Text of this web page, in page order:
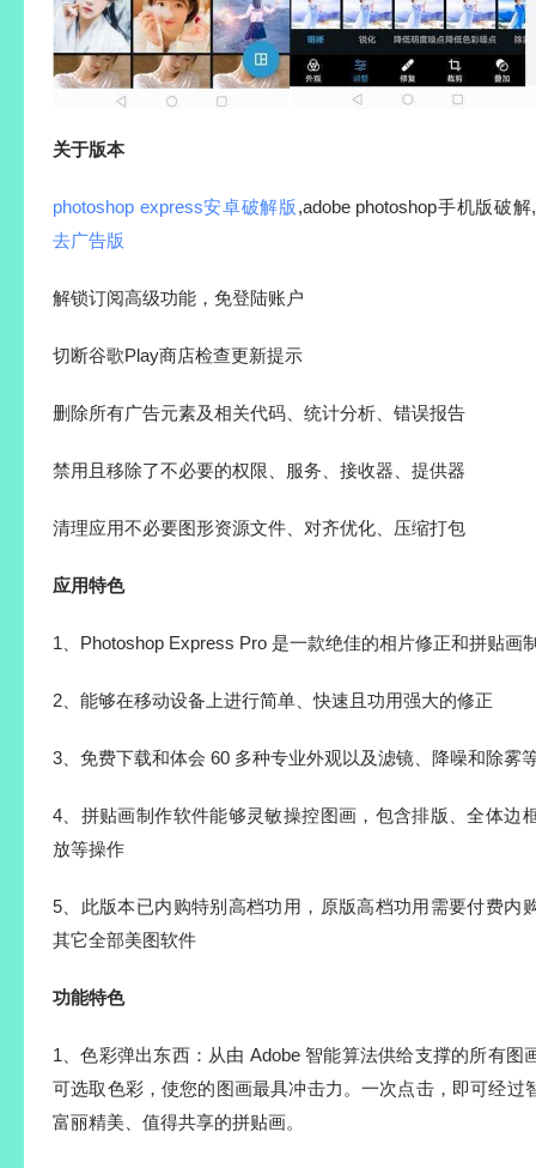
关于版本
photoshop express安卓破解版,adobe photoshop手机版破
去广告版
解锁订阅高级功能，免登陆账户
切断谷歌Play商店检查更新提示
删除所有广告元素及相关代码、统计分析、错误报告
禁用且移除了不必要的权限、服务、接收器、提供器
清理应用不必要图形资源文件、对齐优化、压缩打包
应用特色
1、Photoshop Express Pro 是一款绝佳的相片修正和拼贴画
2、能够在移动设备上进行简单、快速且功用强大的修正
3、免费下载和体会 60 多种专业外观以及滤镜、降噪和除雾
4、拼贴画制作软件能够灵敏操控图画，包含排版、全体边
放等操作
5、此版本已内购特别高档功用，原版高档功用需要付费内
其它全部美图软件
功能特色
1、色彩弹出东西：从由 Adobe 智能算法供给支撑的所有图
可选取色彩，使您的图画最具冲击力。一次点击，即可经过
富丽精美、值得共享的拼贴画。